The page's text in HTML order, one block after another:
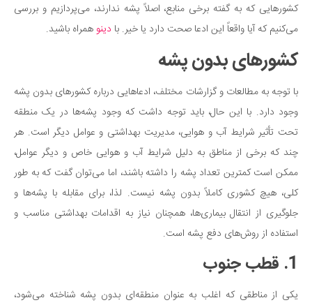
کودک و مادر
ورزش و تندرستی
روانشناسی
فرهنگ و هنر
سینما و تئاتر
تلویزیون
موسیقی
چهره‌ها
عکاسی و هنرهای تجسمی
تاریخ
معماری
کشورهایی که به گفته برخی منابع، اصلاً پشه ندارند، می‌پردازیم و بررسی
می‌کنیم که آیا واقعاً این ادعا صحت دارد یا خیر. با دینوهمراه باشید.
کشورهای بدون پشه
با توجه به مطالعات و گزارشات مختلف، ادعاهایی درباره کشورهای بدون پشه
وجود دارد. با این حال، باید توجه داشت که وجود پشه‌ها در یک منطقه
تحت تأثیر شرایط آب و هوایی، مدیریت بهداشتی و عوامل دیگر است. هر
چند که برخی از مناطق به دلیل شرایط آب و هوایی خاص و دیگر عوامل،
ممکن است کمترین تعداد پشه را داشته باشند، اما می‌توان گفت که به طور
کلی، هیچ کشوری کاملاً بدون پشه نیست. لذا، برای مقابله با پشه‌ها و
جلوگیری از انتقال بیماری‌ها، همچنان نیاز به اقدامات بهداشتی مناسب و
استفاده از روش‌های دفع پشه است.
1. قطب جنوب
یکی از مناطقی که اغلب به عنوان منطقه‌ای بدون پشه شناخته می‌شود،